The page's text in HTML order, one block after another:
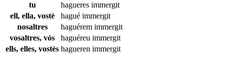
tu
hagueres immergit
ell, ella, vostè
hagué immergit
nosaltres
haguérem immergit
vosaltres, vós
haguéreu immergit
ells, elles, vostès hagueren immergit